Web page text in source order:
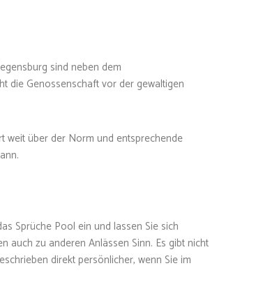
sind neben dem
die Genossenschaft vor der gewaltigen
weit über der Norm und entsprechende
Sprüche Pool ein und lassen Sie sich
auch zu anderen Anlässen Sinn. Es gibt nicht
direkt persönlicher, wenn Sie im